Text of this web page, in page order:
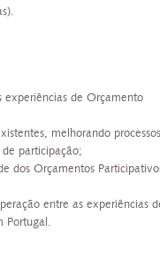
experiências de Orçamento
melhorando
participação;
dos Orçamentos
entre as experiências
Portugal.